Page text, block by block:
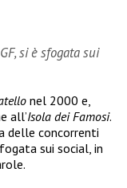
si è sfogata sui
nel 2000 e,
all’Isola dei Famosi.
delle concorrenti
sui social, in